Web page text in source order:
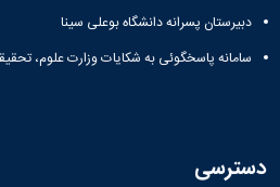
دبیرستان پسرانه دانشگاه بوعلی سینا
سامانه پاسخگوئی به شکایات وزارت علوم،
دسترسی